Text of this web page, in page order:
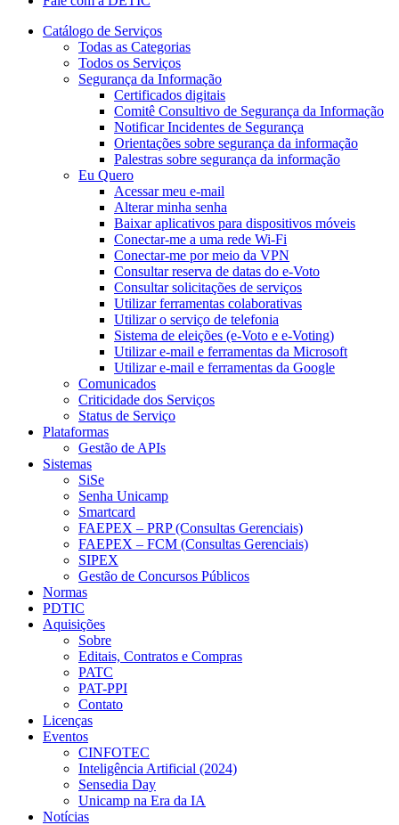
Catálogo de Serviços
Todas as Categorias
Todos os Serviços
Segurança da Informação
Certificados digitais
Comitê Consultivo de Segurança da Informação
Notificar Incidentes de Segurança
Orientações sobre segurança da informação
Palestras sobre segurança da informação
Eu Quero
Acessar meu e-mail
Alterar minha senha
Baixar aplicativos para dispositivos móveis
Conectar-me a uma rede Wi-Fi
Conectar-me por meio da VPN
Consultar reserva de datas do e-Voto
Consultar solicitações de serviços
Utilizar ferramentas colaborativas
Utilizar o serviço de telefonia
Sistema de eleições (e-Voto e e-Voting)
Utilizar e-mail e ferramentas da Microsoft
Utilizar e-mail e ferramentas da Google
Comunicados
Criticidade dos Serviços
Status de Serviço
Plataformas
Gestão de APIs
Sistemas
SiSe
Senha Unicamp
Smartcard
FAEPEX – PRP (Consultas Gerenciais)
FAEPEX – FCM (Consultas Gerenciais)
SIPEX
Gestão de Concursos Públicos
Normas
PDTIC
Aquisições
Sobre
Editais, Contratos e Compras
PATC
PAT-PPI
Contato
Licenças
Eventos
CINFOTEC
Inteligência Artificial (2024)
Sensedia Day
Unicamp na Era da IA
Notícias